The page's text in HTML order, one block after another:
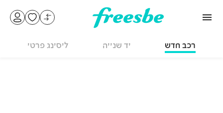
רכב חדש יד שנייה ליסינג פרטי